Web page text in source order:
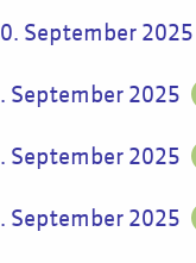
September 2025
September 2025
September 2025
September 2025